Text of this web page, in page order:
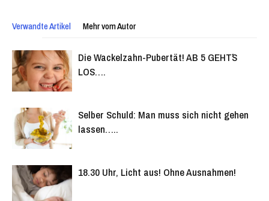
Verwandte Artikel Mehr vom Autor
Die Wackelzahn-Pubertät! AB 5 GEHT´S
LOS….
Selber Schuld: Man muss sich nicht gehen
lassen…..
18.30 Uhr, Licht aus! Ohne Ausnahmen!